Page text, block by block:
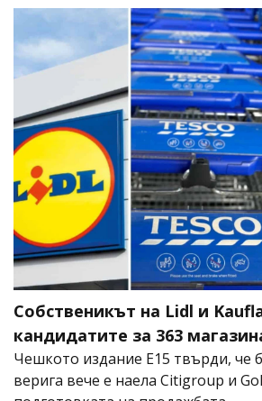
Собственикът на Lidl и
кандидатите за 363
Чешкото издание E15 твърди, че
верига вече е наела Citigroup и